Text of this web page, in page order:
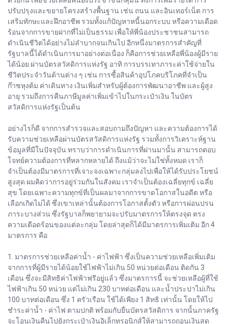
ปรับปรุงและขยายโครงสร้างพื้นฐาน เช่น ถนน และอินเทอร์เน็ต การ
เสริมทักษะและฝึกอาชีพ รวมทั้งแก้ปัญหาหนี้นอกระบบ หรือความเดือด
ร้อนจากการขายฝากที่ไม่เป็นธรรม เพื่อให้พี่น้องประชาชนสามารถ
ดำเนินชีวิตได้อย่างไม่ลำบากจนเกินไป อีกหนึ่งมาตรการสำคัญที่
รัฐบาลนี้ได้ดำเนินการมาอย่างต่อเนื่อง ก็คือการช่วยเหลือพี่น้องผู้มีราย
ได้น้อย ผ่านบัตรสวัสดิการแห่งรัฐ อาทิ การบรรเทาภาระค่าใช้จ่ายใน
ชีวิตประจำวันด้านต่าง ๆ เช่น การซื้อสินค้าอุปโภคบริโภคที่จำเป็น
ก๊าซหุงต้ม ค่าเดินทาง เงินเพิ่มสำหรับผู้ต้องการพัฒนาอาชีพ และผู้สูง
อายุ รวมถึงการคืนภาษีมูลค่าเพิ่มเข้าไปในกระเป๋าเงิน ในบัตร
สวัสดิการแห่งรัฐเป็นต้น
อย่างไรก็ดี จากการสำรวจและสอบถามถึงปัญหา และความต้องการได้
รับความช่วยเหลือผ่านบัตรสวัสดิการแห่งรัฐ รวมทั้งการวิเคราะห์ฐาน
ข้อมูลที่มีในปัจจุบัน ทราบว่าการดำเนินการที่ผ่านมานั้น สามารถตอบ
โจทย์ความต้องการที่หลากหลายได้ ถึงแม้ว่าจะไม่ใช่ทั้งหมด เราก็
จำเป็นต้องมีมาตรการที่เจาะจงเฉพาะกลุ่มลงไปเพื่อให้ได้รับประโยชน์
สูงสุด ผมคิดว่าการอยู่ร่วมกันในสังคม เราจำเป็นต้องเฉลี่ยทุกข์ เฉลี่ย
สุข โดยเฉพาะความทุกข์ที่เป็นผลมาจากการขาดโอกาสในอดีต หรือ
เลือกเกิดไม่ได้ ซึ่งเขาเหล่านั้นต้องการโอกาสตั้งตัว หรือการผ่อนปรน
ภาระบางส่วน ซึ่งรัฐบาลก็พยายามจะปรับมาตรการให้ตรงจุด ตรง
ความเดือดร้อนของแต่ละกลุ่ม โดยล่าสุดก็ได้มีมาตรการเพิ่มเติม อีก 4
มาตรการ คือ
1. มาตรการช่วยเหลือค่าน้ำ - ค่าไฟฟ้า ซึ่งเป็นความช่วยเหลือเพิ่มเติม
จากการที่ผู้มีรายได้น้อยใช้ไฟฟ้าไม่เกิน 50 หน่วยต่อเดือน ติดกัน 3
เดือน ซึ่งจะมีสิทธิค่าไฟฟ้าฟรีอยู่แล้ว ซึ่งมาตรการนี้ จะช่วยเหลือผู้ที่ใช้
ไฟฟ้าเกิน 50 หน่วย แต่ไม่เกิน 230 บาทต่อเดือน และน้ำประปาไม่เกิน
100 บาทต่อเดือน ซึ่ง 1 ครัวเรือน ใช้ได้เพียง 1 สิทธิ เท่านั้น โดยให้ไป
ชำระค่าน้ำ - ค่าไฟ ตามปกติ พร้อมกับยื่นบัตรสวัสดิการ จากนั้นภาครัฐ
จะโอนเงินคืนไปยังกระเป๋าเงินอิเล็กทรอนิกส์ให้สามารถถอนเงินสด